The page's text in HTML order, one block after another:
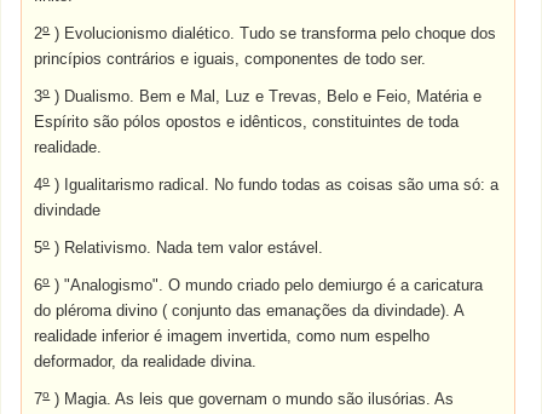
2o) Evolucionismo dialético. Tudo se transforma pelo choque dos
princípios contrários e iguais, componentes de todo ser.
3o) Dualismo. Bem e Mal, Luz e Trevas, Belo e Feio, Matéria e
Espírito são pólos opostos e idênticos, constituintes de toda
realidade.
4o) Igualitarismo radical. No fundo todas as coisas são uma só: a
divindade
5o) Relativismo. Nada tem valor estável.
6o) "Analogismo". O mundo criado pelo demiurgo é a caricatura
do pléroma divino ( conjunto das emanações da divindade). A
realidade inferior é imagem invertida, como num espelho
deformador, da realidade divina.
7o) Magia. As leis que governam o mundo são ilusórias. As